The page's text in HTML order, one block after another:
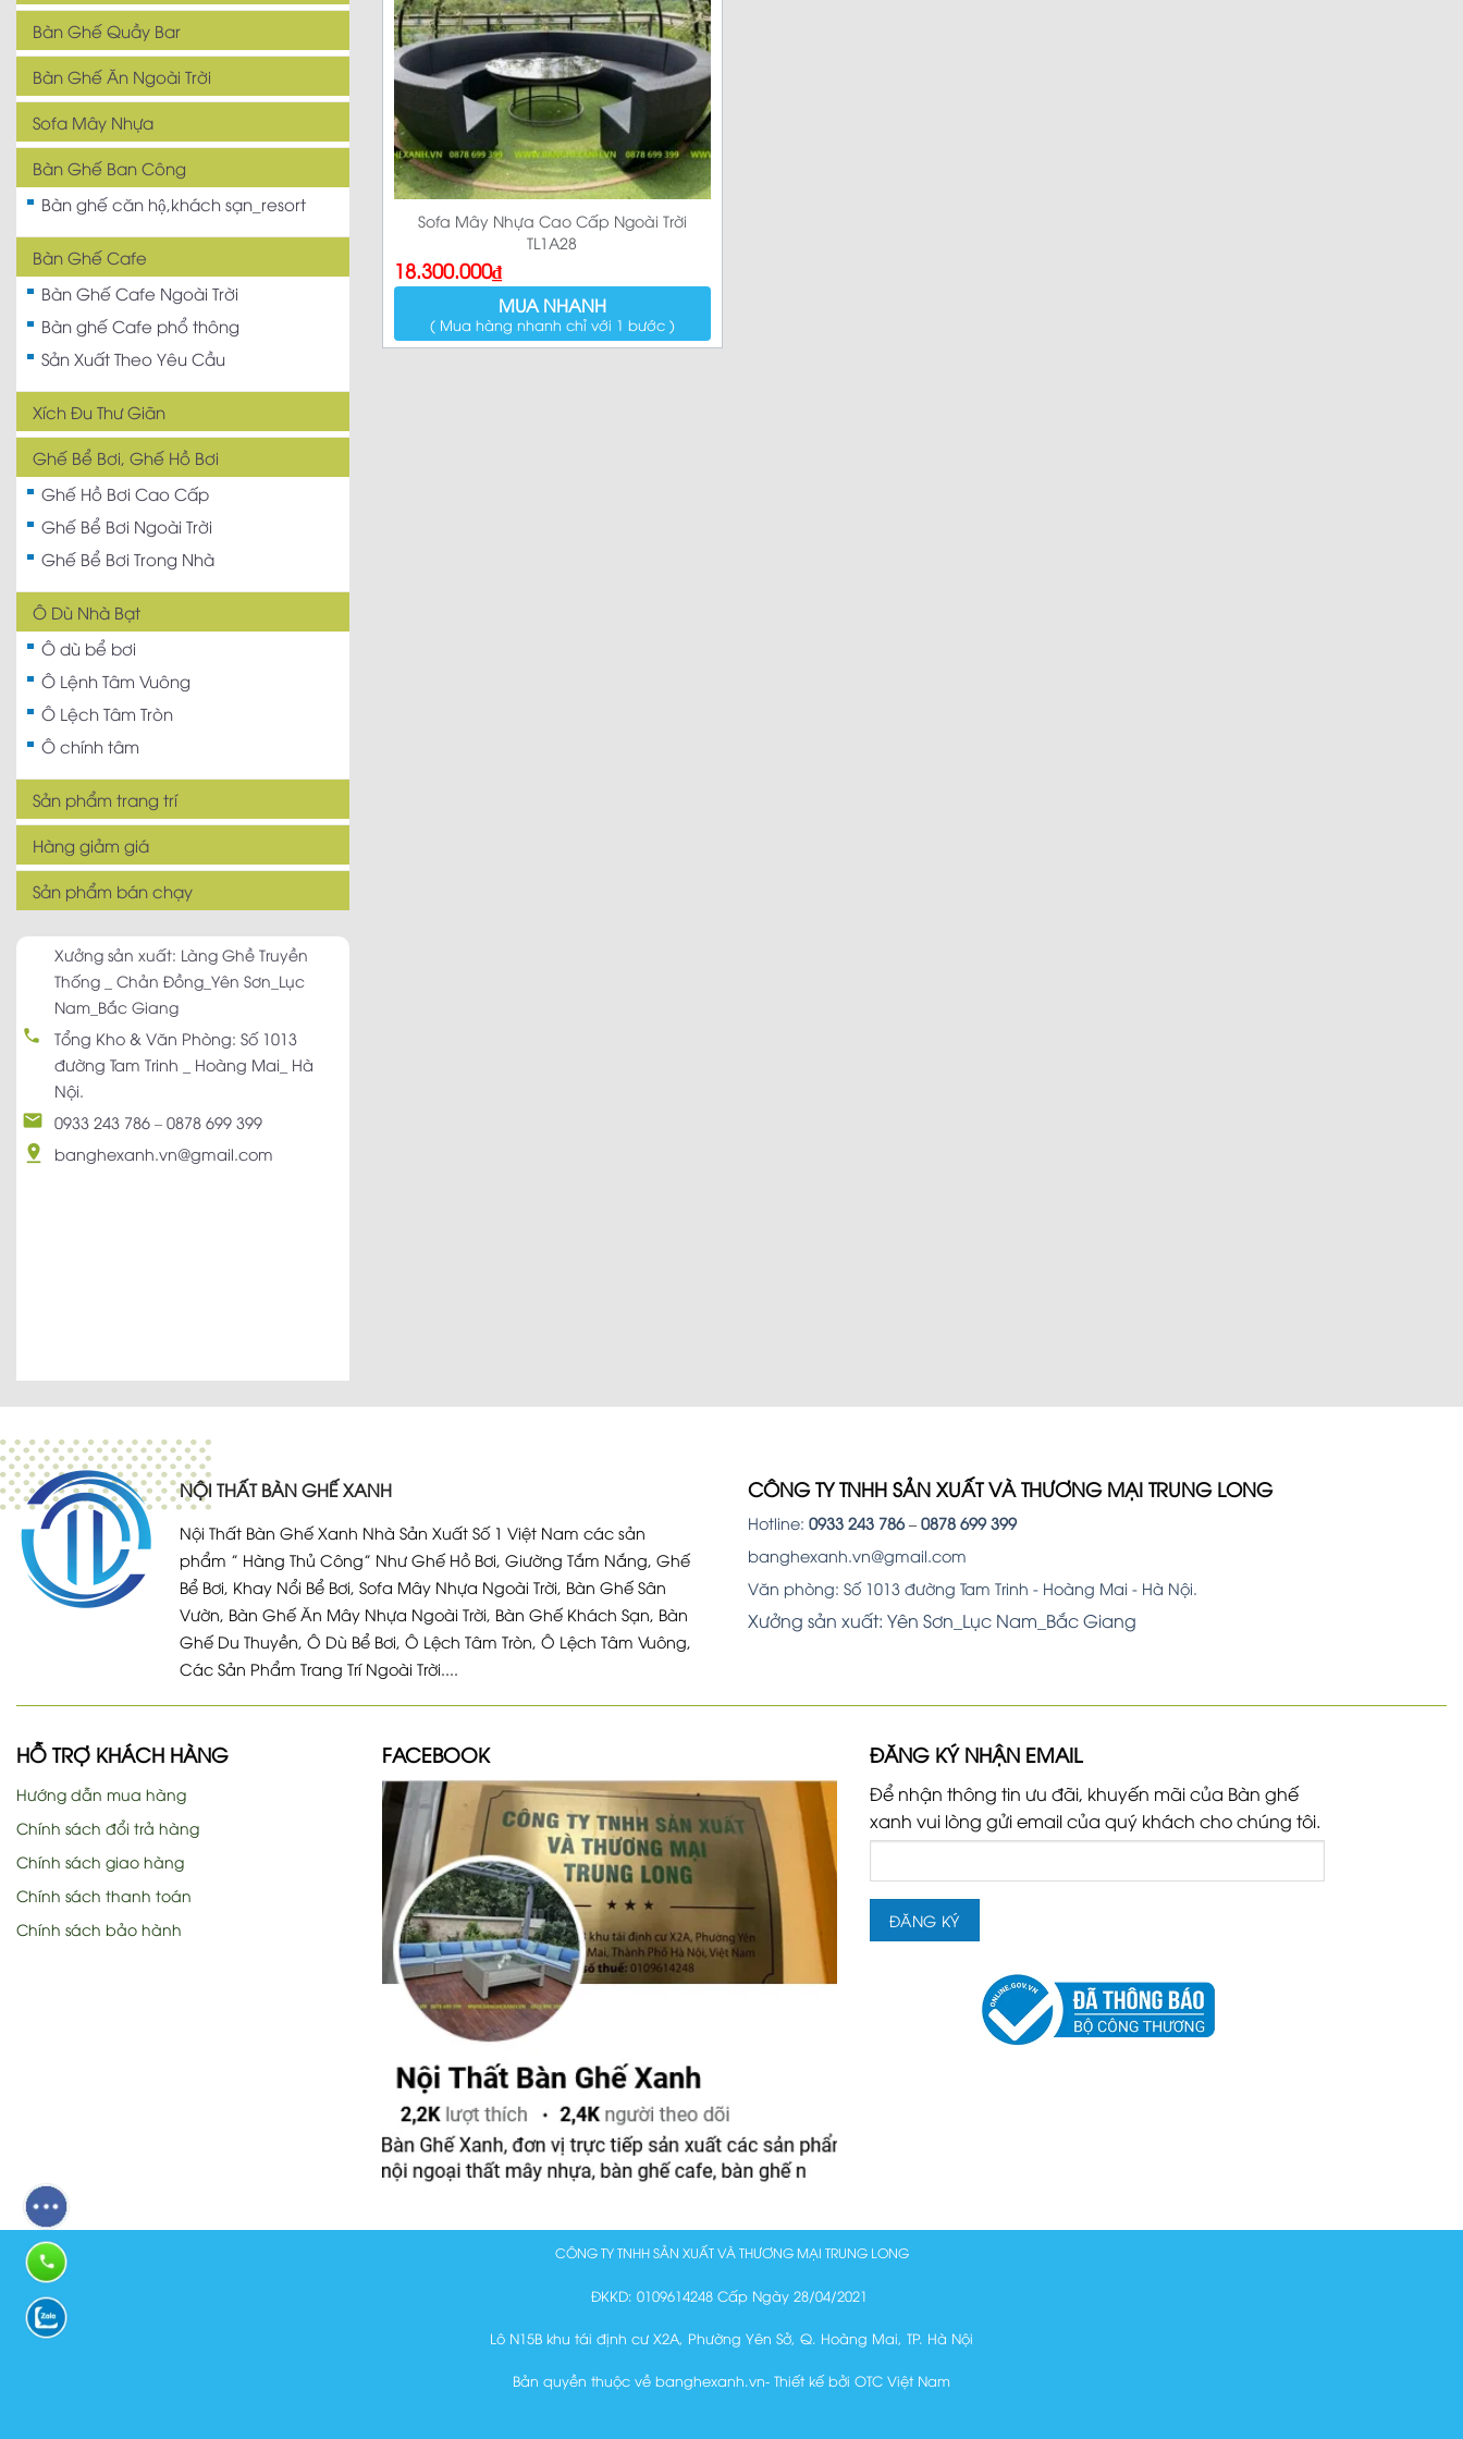
Bàn Ghế Quầy Bar
Bàn Ghế Ăn Ngoài Trời
Sofa Mây Nhựa
Bàn Ghế Ban Công
Bàn ghế căn hộ,khách sạn_resort
Bàn Ghế Cafe
Bàn Ghế Cafe Ngoài Trời
Bàn ghế Cafe phổ thông
Sản Xuất Theo Yêu Cầu
Xích Đu Thư Giãn
Ghế Bể Bơi, Ghế Hồ Bơi
Ghế Hồ Bơi Cao Cấp
Ghế Bể Bơi Ngoài Trời
Ghế Bể Bơi Trong Nhà
Ô Dù Nhà Bạt
Ô dù bể bơi
Ô Lệnh Tâm Vuông
Ô Lệch Tâm Tròn
Ô chính tâm
Sản phẩm trang trí
Hàng giảm giá
Sản phẩm bán chạy
Xưởng sản xuất: Làng Ghề Truyền
Thống _ Chản Đồng_Yên Sơn_Lục
Nam_Bắc Giang
Tổng Kho & Văn Phòng: Số 1013
đường Tam Trinh _ Hoàng Mai_ Hà
Nội.
0933 243 786 – 0878 699 399
banghexanh.vn@gmail.com
Sofa Mây Nhựa Cao Cấp Ngoài Trời
TL1A28
18.300.000₫
MUA NHANH
( Mua hàng nhanh chỉ với 1 bước )
NỘI THẤT BÀN GHẾ XANH
Nội Thất Bàn Ghế Xanh Nhà Sản Xuất Số 1 Việt Nam các sản
phẩm ” Hàng Thủ Công” Như Ghế Hồ Bơi, Giường Tắm Nắng, Ghế
Bể Bơi, Khay Nổi Bể Bơi, Sofa Mây Nhựa Ngoài Trời, Bàn Ghế Sân
Vườn, Bàn Ghế Ăn Mây Nhựa Ngoài Trời, Bàn Ghế Khách Sạn, Bàn
Ghế Du Thuyền, Ô Dù Bể Bơi, Ô Lệch Tâm Tròn, Ô Lệch Tâm Vuông,
Các Sản Phẩm Trang Trí Ngoài Trời....
CÔNG TY TNHH SẢN XUẤT VÀ THƯƠNG MẠI TRUNG LONG
Hotline: 0933 243 786– 0878 699 399
banghexanh.vn@gmail.com
Văn phòng: Số 1013 đường Tam Trinh - Hoàng Mai - Hà Nội.
Xưởng sản xuất: Yên Sơn_Lục Nam_Bắc Giang
HỖ TRỢ KHÁCH HÀNG
Hướng dẫn mua hàng
Chính sách đổi trả hàng
Chính sách giao hàng
Chính sách thanh toán
Chính sách bảo hành
FACEBOOK ĐĂNG KÝ NHẬN EMAIL
Để nhận thông tin ưu đãi, khuyến mãi của Bàn ghế
xanh vui lòng gửi email của quý khách cho chúng tôi.
CÔNG TY TNHH SẢN XUẤT VÀ THƯƠNG MẠI TRUNG LONG
ĐKKD: 0109614248 Cấp Ngày 28/04/2021
Lô N15B khu tái định cư X2A, Phường Yên Sở, Q. Hoàng Mai, TP. Hà Nội
Bản quyền thuộc về banghexanh.vn- Thiết kế bởi OTC Việt Nam